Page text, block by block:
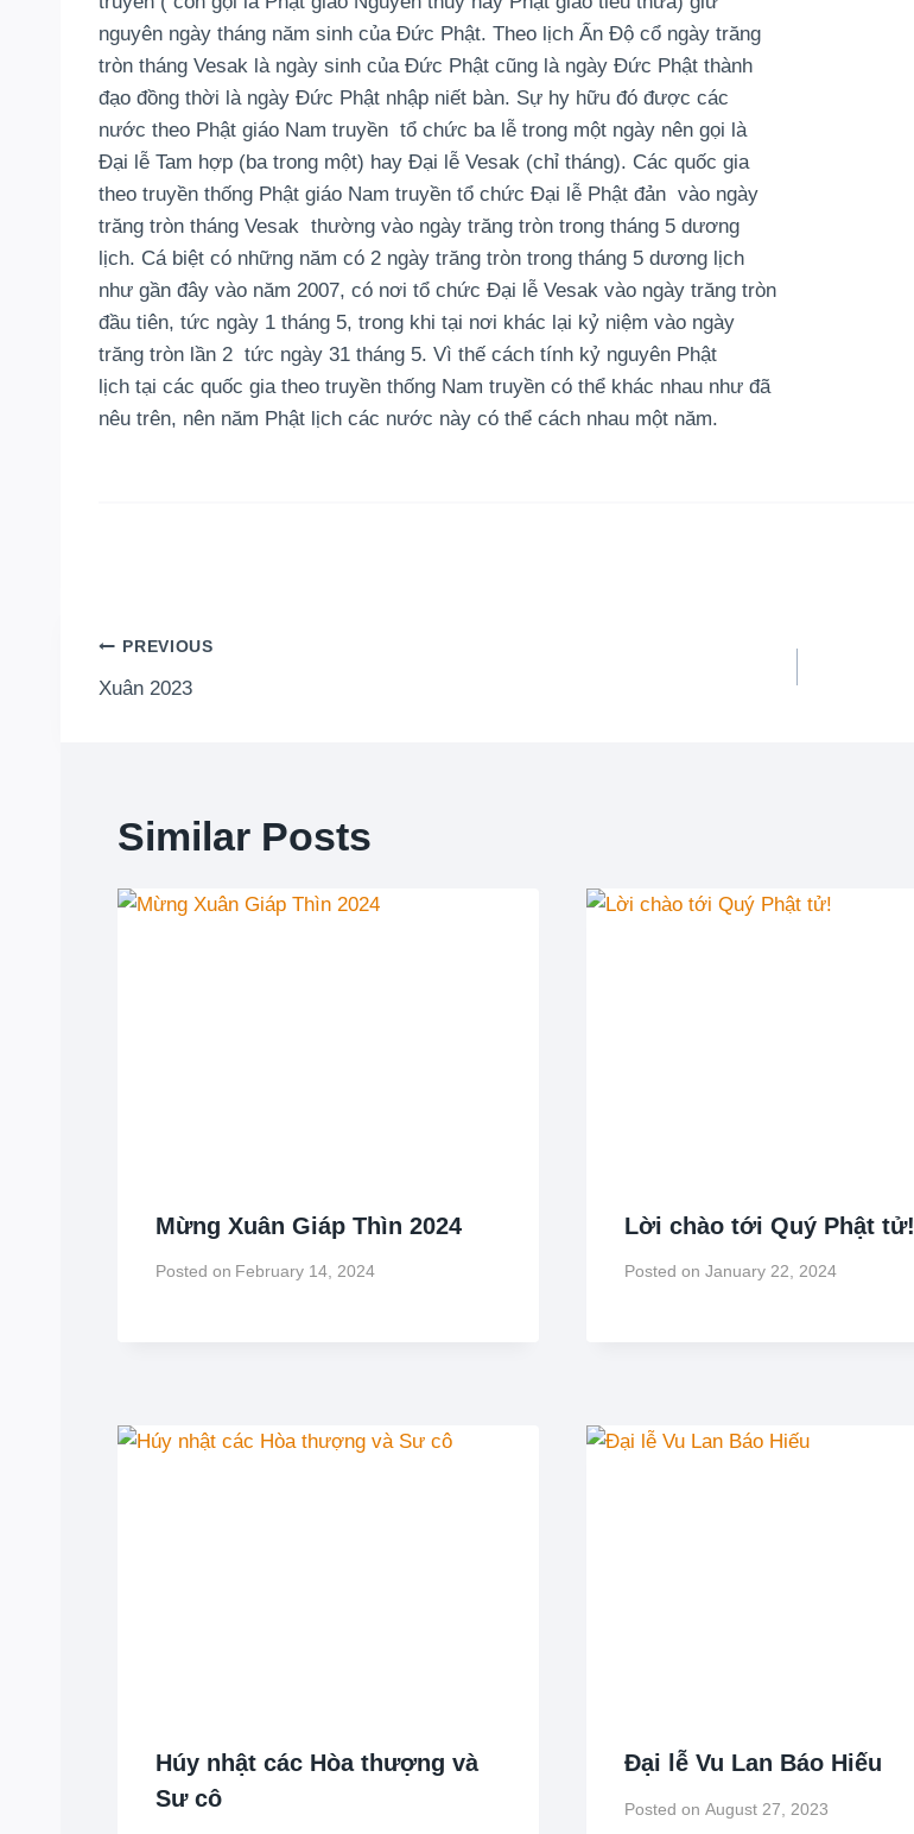
nguyên ngày tháng năm sinh của Đức Phật. Theo lịch Ấn Độ cổ ngày trăng
tròn tháng Vesak là ngày sinh của Đức Phật cũng là ngày Đức Phật thành
đạo đồng thời là ngày Đức Phật nhập niết bàn. Sự hy hữu đó được các
nước theo Phật giáo Nam truyền tổ chức ba lễ trong một ngày nên gọi là
Đại lễ Tam hợp (ba trong một) hay Đại lễ Vesak (chỉ tháng). Các quốc gia
theo truyền thống Phật giáo Nam truyền tổ chức Đại lễ Phật đản vào ngày
trăng tròn tháng Vesak thường vào ngày trăng tròn trong tháng 5 dương
lịch. Cá biệt có những năm có 2 ngày trăng tròn trong tháng 5 dương lịch
như gần đây vào năm 2007, có nơi tổ chức Đại lễ Vesak vào ngày trăng tròn
đầu tiên, tức ngày 1 tháng 5, trong khi tại nơi khác lại kỷ niệm vào ngày
trăng tròn lần 2 tức ngày 31 tháng 5. Vì thế cách tính kỷ nguyên Phật
lịch tại các quốc gia theo truyền thống Nam truyền có thể khác nhau như đã
nêu trên, nên năm Phật lịch các nước này có thể cách nhau một năm.
Post
navigation
PREVIOUS
Xuân 2023
Similar Posts
Mừng Xuân Giáp Thìn 2024
Posted on February 14, 2024
Lời chào tới Quý Phật tử!
Posted on January 22, 2024
Húy nhật các Hòa thượng và
Sư cô
Đại lễ Vu Lan Báo Hiếu
Posted on August 27, 2023